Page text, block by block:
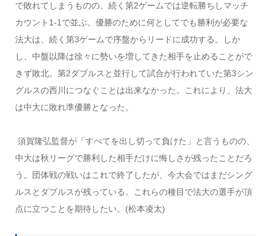
で敗れてしまうものの、続く第2ゲームでは逆転勝ちしマッチ
カウント1-1で並ぶ。優勝のために何としてでも勝利が必要な
法大は、続く第3ゲームで序盤からリードに成功する。しか
し、中盤以降は徐々に勢いを増してきた相手を止めることがで
きず敗北。第2ダブルスと並行して試合が行われていた第3シン
グルスの西川につなぐことは出来なかった。これにより、法大
は中大に敗れ準優勝となった。
須賀隆弘監督が「すべてを出し切って負けた」と言うものの、
中大は秋リーグで勝利した相手だけに悔しさが残ったことだろ
う。団体戦の戦いはこれで終了したが、今大会ではまだシング
ルスとダブルスが残っている。これらの種目で法大の選手が頂
点に立つことを期待したい。(松本凌太)